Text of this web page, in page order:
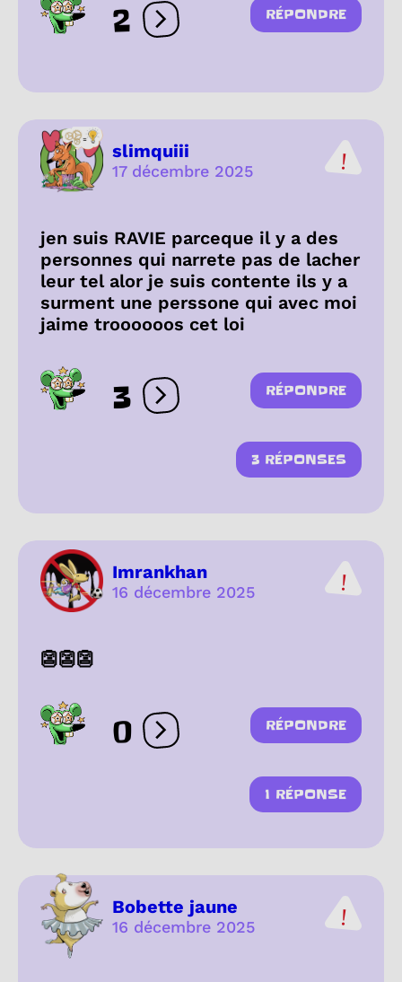
2 Ouvrir les réactions
RÉPONDRE
slimquiii
17 décembre 2025
jen suis RAVIE parceque il y a des
personnes qui narrete pas de lacher
leur tel alor je suis contente ils y a
surment une perssone qui avec moi
jaime troooooos cet loi
3 Ouvrir les réactions
RÉPONDRE
3 RÉPONSES
Imrankhan
16 décembre 2025
👺👺👺
0 Ouvrir les réactions
RÉPONDRE
1 RÉPONSE
Bobette jaune
16 décembre 2025